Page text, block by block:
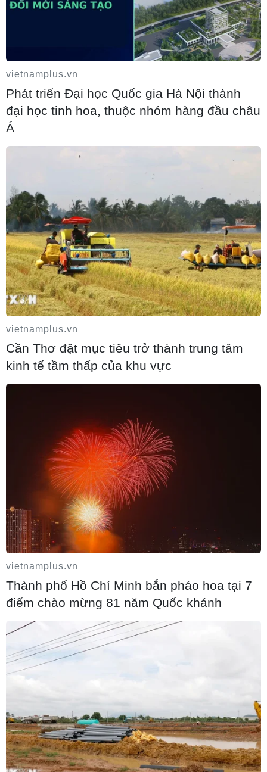
Pháp bắt giữ 4 nghi phạm trộm đồng hồ
đắt tiền của du khách tại Saint-Tropez
10/08/2026 01:09
Đan Mạch: Xả súng tại Holbaek, nhiều
người bị thương
10/08/2026 01:04
Xuất khẩu của Đức sang Trung Quốc
giảm mạnh
09/08/2026 22:05
Nghịch lý tại các cường quốc du lịch Địa
Trung Hải
09/08/2026 22:00
vietnamplus.vn
Phát triển Đại học Quốc gia Hà Nội thành
đại học tinh hoa, thuộc nhóm hàng đầu châu
Á
vietnamplus.vn
Cần Thơ đặt mục tiêu trở thành trung tâm
kinh tế tầm thấp của khu vực
vietnamplus.vn
Thành phố Hồ Chí Minh bắn pháo hoa tại 7
điểm chào mừng 81 năm Quốc khánh